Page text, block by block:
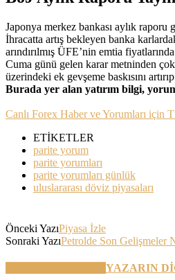
Japonya merkez bankası aylık
İhracatta artış bekleyen banka
arındırılmış ÜFE’nin emtia
Cuma günü gelen karar metninden
üzerindeki ek gevşeme baskısını
Burada yer alan yatırım bilgi,
Canlı Forex Haber ve Yorumları için
ETİKETLER
parite yorum
parite yorumları
parite yorumları günlük
uluslararası döviz piyasaları
Önceki YazıPiyasa İzle
Sonraki YazıPetrolde Son Gelişmeler
YAZARIN